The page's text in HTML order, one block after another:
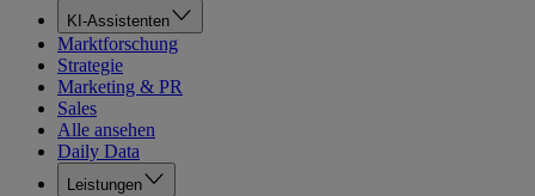
KI-Assistenten
Marktforschung
Strategie
Marketing & PR
Sales
Alle ansehen
Daily Data
Leistungen